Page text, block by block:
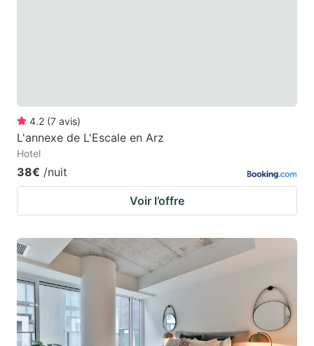
4.2 (7 avis)
L'annexe de L'Escale en Arz
Hotel
38€ /nuit
Voir l’offre